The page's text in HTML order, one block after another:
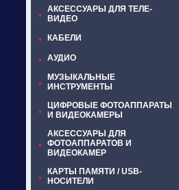
АКСЕССУАРЫ ДЛЯ ТЕЛЕ-
ВИДЕО
КАБЕЛИ
АУДИО
МУЗЫКАЛЬНЫЕ
ИНСТРУМЕНТЫ
ЦИФРОВЫЕ ФОТОАППАРАТЫ
И ВИДЕОКАМЕРЫ
АКСЕССУАРЫ ДЛЯ
ФОТОАППАРАТОВ И
ВИДЕОКАМЕР
КАРТЫ ПАМЯТИ / USB-
НОСИТЕЛИ